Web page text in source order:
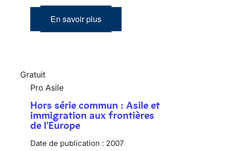
En savoir plus
Gratuit
Pro Asile
Hors série commun : Asile et
immigration aux frontières
de l'Europe
Date de publication : 2007